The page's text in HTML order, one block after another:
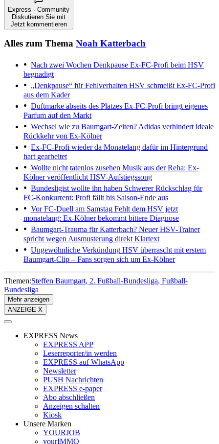
Express · Community
Diskutieren Sie mit
Jetzt kommentieren
Alles zum Thema Noah Katterbach
Nach zwei Wochen Denkpause Ex-FC-Profi beim HSV
begnadigt
„Denkpause“ für Fehlverhalten HSV schmeißt Ex-FC-Profi
aus dem Kader
Duftmarke abseits des Platzes Ex-FC-Profi bringt eigenes
Parfum auf den Markt
Wechsel wie zu Baumgart-Zeiten? Adidas verhindert ideale
Rückkehr von Ex-Kölner
Ex-FC-Profi wieder da Monatelang dafür im Hintergrund
hart gearbeitet
Wollte nicht tatenlos zusehen Musik aus der Reha: Ex-
Kölner veröffentlicht HSV-Aufstiegssong
Bundesligist wollte ihn haben Schwerer Rückschlag für
FC-Konkurrent: Profi fällt bis Saison-Ende aus
Vor FC-Duell am Samstag Fehlt dem HSV jetzt
monatelang: Ex-Kölner bekommt bittere Diagnose
Baumgart-Trauma für Katterbach? Neuer HSV-Trainer
spricht wegen Ausmusterung direkt Klartext
Ungewöhnliche Verkündung HSV überrascht mit erstem
Baumgart-Clip – Fans sorgen sich um Ex-Kölner
Themen:Steffen Baumgart 2. Fußball-Bundesliga Fußball-
Bundesliga
Mehr anzeigen
ANZEIGE X
EXPRESS News
EXPRESS APP
Leserreporter/in werden
EXPRESS auf WhatsApp
Newsletter
PUSH Nachrichten
EXPRESS e-paper
Abo abschließen
Anzeigen schalten
Kiosk
Unsere Marken
YOURJOB
yourIMMO